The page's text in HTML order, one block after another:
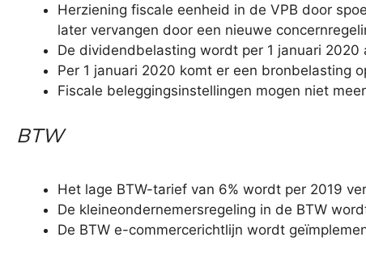
Herziening fiscale eenheid in de VPB door
later vervangen door een nieuwe
De dividendbelasting wordt per 1 januari 2020
Per 1 januari 2020 komt er een bronbelasting
Fiscale beleggingsinstellingen mogen niet
BTW
Het lage BTW-tarief van 6% wordt per 2019
De kleineondernemersregeling in de BTW
De BTW e-commercerichtlijn wordt